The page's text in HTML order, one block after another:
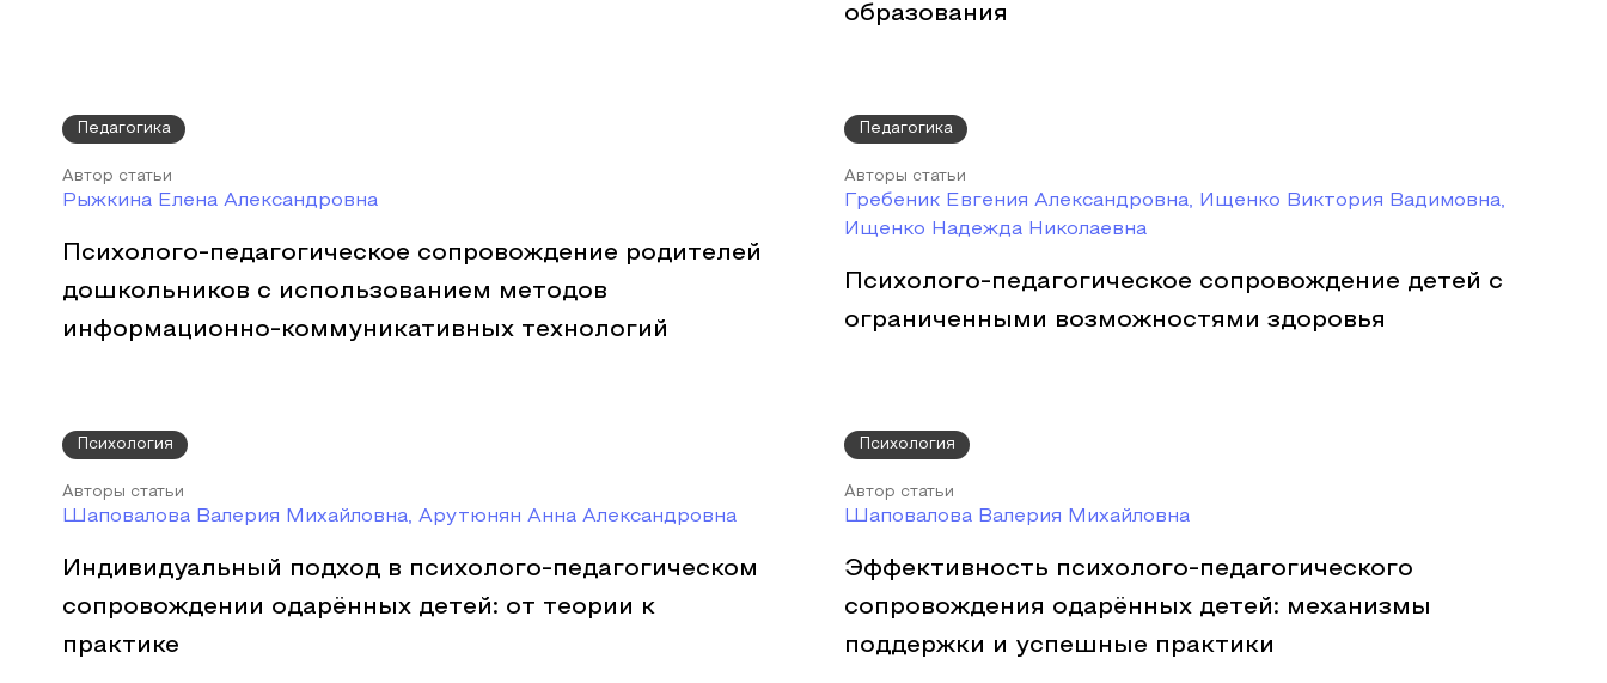
образования
Педагогика
Автор статьи
Рыжкина Елена Александровна
Психолого-педагогическое сопровождение родителей
дошкольников с использованием методов
информационно-коммуникативных технологий
Педагогика
Авторы статьи
Гребеник Евгения Александровна, Ищенко Виктория Вадимовна,
Ищенко Надежда Николаевна
Психолого-педагогическое сопровождение детей с
ограниченными возможностями здоровья
Психология
Авторы статьи
Шаповалова Валерия Михайловна, Арутюнян Анна Александровна
Индивидуальный подход в психолого-педагогическом
сопровождении одарённых детей: от теории к
практике
Психология
Автор статьи
Шаповалова Валерия Михайловна
Эффективность психолого-педагогического
сопровождения одарённых детей: механизмы
поддержки и успешные практики